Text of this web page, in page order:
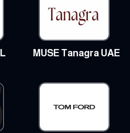
MUSE Tanagra UAE